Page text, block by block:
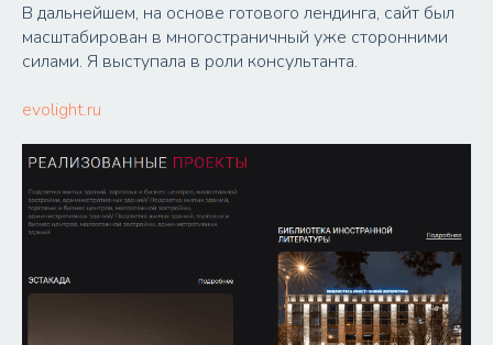
В дальнейшем, на основе готового лендинга, сайт был
масштабирован в многостраничный уже сторонними
силами. Я выступала в роли консультанта.
evolight.ru